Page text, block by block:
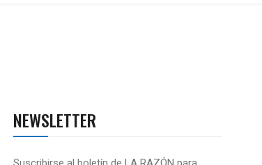
NEWSLETTER